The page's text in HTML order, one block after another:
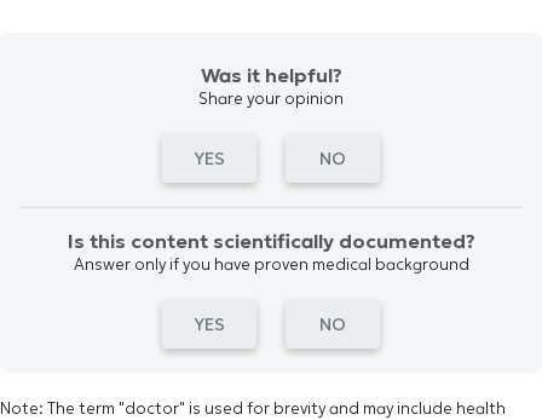
Was it helpful?
Share your opinion
YES NO
Is this content scientifically documented?
Answer only if you have proven medical background
YES NO
Note: The term "doctor" is used for brevity and may include health